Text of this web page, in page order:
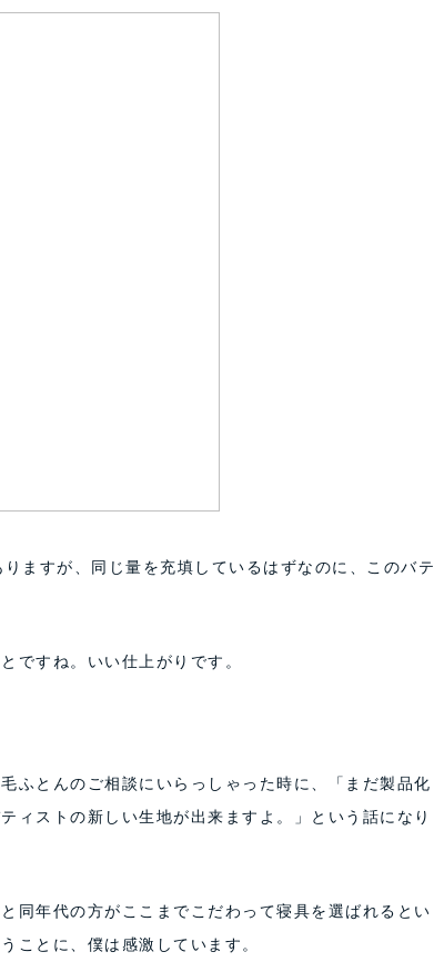
ますが、同じ量を充填しているはずなのに、このバテ
ですね。いい仕上がりです。
ふとんのご相談にいらっしゃった時に、「まだ製品化
ィストの新しい生地が出来ますよ。」という話になり
同年代の方がここまでこだわって寝具を選ばれるとい
ことに、僕は感激しています。